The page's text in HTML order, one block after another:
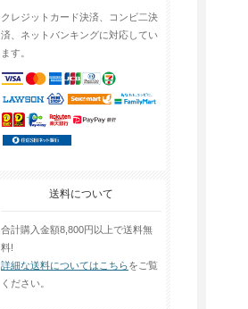
クレジットカード決済、コンビ二決
済、ネットバンキングに対応してい
ます。
送料について
合計購入金額8,800円以上で送料無
料!
詳細な送料についてはこちらをご覧
ください。